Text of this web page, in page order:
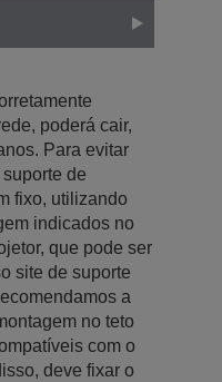
poderá cair,
Para evitar
de
fixo, utilizando
indicados no
que pode ser
site de suporte
a
no teto
com o
deve fixar o